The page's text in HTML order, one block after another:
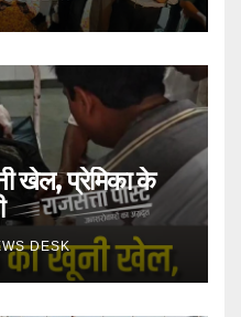
खेल, प्रेमिका के
DESK